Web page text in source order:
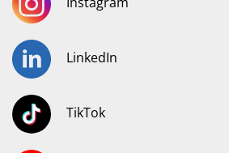
LinkedIn
TikTok